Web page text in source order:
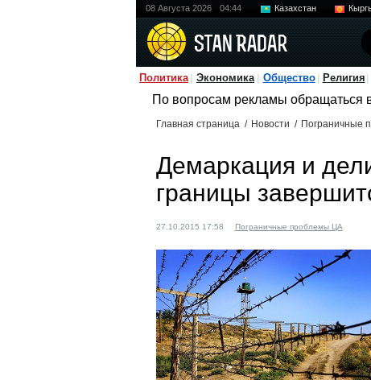
08 Августа 2026 04:44 Казахстан
Политика Экономика Общество Религия
По вопросам рекламы обращаться
Главная страница / Новости / Пограничные
Демаркация и
границы
27.10.2015 17:58 Пограничные проблемы ЦА